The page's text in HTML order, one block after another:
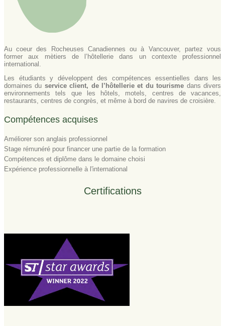
Au coeur des Rocheuses Canadiennes ou à Vancouver, partez vous
former aux mètiers de l’hôtellerie dans un contexte professionnel
international.
Les étudiants y développent des compétences essentielles dans les
domaines du service client, de l’hôtellerie et du tourisme dans divers
environnements tels que les hôtels, motels, centres de vacances,
restaurants, centres de congrès, et même à bord de navires de croisière.
Compétences acquises
Améliorer son anglais professionnel
Stage rémunéré pour financer une partie de la formation
Compétences et diplôme dans le domaine choisi
Expérience professionnelle à l'international
Certifications